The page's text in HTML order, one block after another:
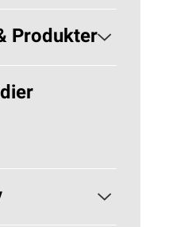
Produkter